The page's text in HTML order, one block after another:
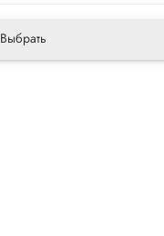
Выбрать